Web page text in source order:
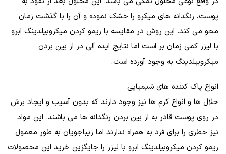
پوست، رنگدانه های میکرو را خشک نموده و آن را با گذشت زمان
محو می کند. این روش در مقایسه با ریمو کردن میکروبیلدینگ ابرو
با لیزر کمی زمان بر است اما نتایج ایده آلی در از بین بردن
میکروبیلدینگ به وجود آورده است.
انواع پاک کننده های شیمیایی
حلال ها و انواع کرم ها نیز وجود دارند که بدون آسیب و ایجاد برش
در روی پوست قادر به از بین بردن رنگدانه ها می باشند. این مواد
نیز خطری را برای فرد به همراه ندارند اما زیباجویان به طور معمول
ریمو کردن میکروبیلدینگ ابرو با لیزر را جایگزین خرید این محصولات